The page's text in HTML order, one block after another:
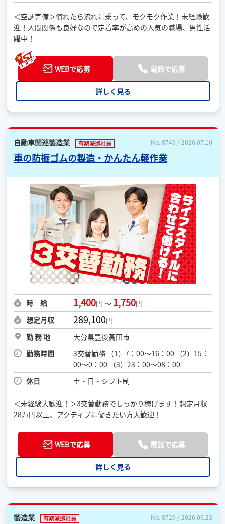
＜空調完備＞慣れたら流れに乗って、モクモク作業！未経験歓
迎！人間関係も良好なので定着率が高めの人気の職場、男性活
躍中！
WEBで応募 電話で応募
詳しく見る
自動車関連製造業 有期派遣社員 No. 8749 / 2026.07.10
車の防振ゴムの製造・かんたん軽作業
時 給 1,400円 ～ 1,750円
想定月収
289,100円
勤 務 地
大分県豊後高田市
勤務時間
3交替勤務 （1）7：00～16：00 （2）15：
00～0：00 （3）23：00～08：00
休日
土・日・シフト制
＜未経験大歓迎！＞3交替勤務でしっかり稼げます！想定月収
28万円以上、アクティブに働きたい方大歓迎！
WEBで応募 電話で応募
詳しく見る
製造業 有期派遣社員 No. 8729 / 2026.06.23